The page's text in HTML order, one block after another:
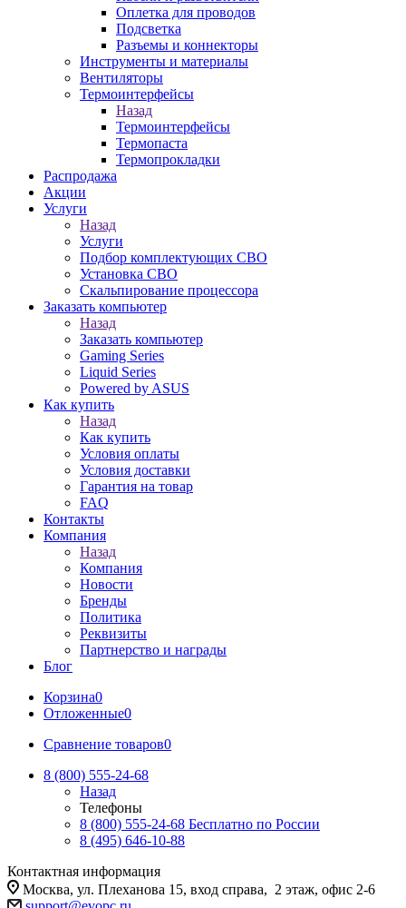
Оплетка для проводов
Подсветка
Разъемы и коннекторы
Инструменты и материалы
Вентиляторы
Термоинтерфейсы
Назад
Термоинтерфейсы
Термопаста
Термопрокладки
Распродажа
Акции
Услуги
Назад
Услуги
Подбор комплектующих СВО
Установка СВО
Скальпирование процессора
Заказать компьютер
Назад
Заказать компьютер
Gaming Series
Liquid Series
Powered by ASUS
Как купить
Назад
Как купить
Условия оплаты
Условия доставки
Гарантия на товар
FAQ
Контакты
Компания
Назад
Компания
Новости
Бренды
Политика
Реквизиты
Партнерство и награды
Блог
Корзина0
Отложенные0
Сравнение товаров0
8 (800) 555-24-68
Назад
Телефоны
8 (800) 555-24-68 Бесплатно по России
8 (495) 646-10-88
Контактная информация
Москва, ул. Плеханова 15, вход справа, 2 этаж, офис 2-6